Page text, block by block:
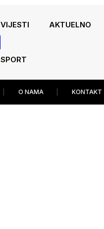
VIJESTI AKTUELNO
SPORT
O NAMA KONTAKT